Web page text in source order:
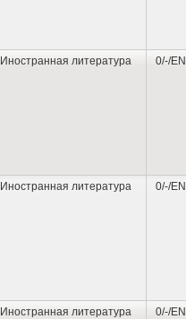
Иностранная литература 0/-/EN
Иностранная литература 0/-/EN
Иностранная литература 0/-/EN